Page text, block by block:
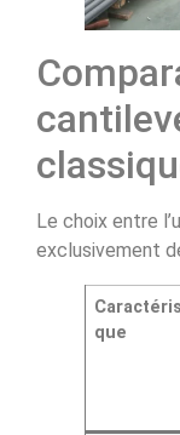
Le choix entre
exclusivement
que